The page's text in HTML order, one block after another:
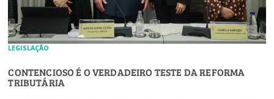
LEGISLAÇÃO
CONTENCIOSO É O VERDADEIRO TESTE DA REFORMA
TRIBUTÁRIA